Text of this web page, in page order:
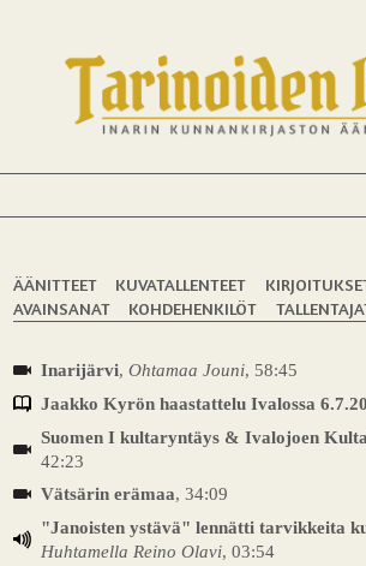
ÄÄNITTEET KUVATALLENTEET
AVAINSANAT
KOHDEHENKILÖT
Inarijärvi, Ohtamaa Jouni, 58:45
Jaakko Kyrön haastattelu Ivalossa
Suomen I kultaryntäys & Ivalojoen
42:23
Vätsärin erämaa, 34:09
"Janoisten ystävä" lennätti tarvikkeita
Huhtamella Reino Olavi, 03:54